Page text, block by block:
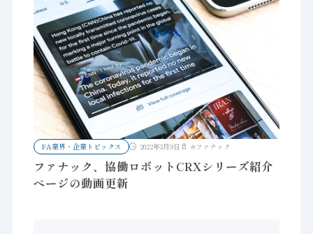
FA業界・企業トピックス 2022年3月9日 #ファナック
ファナック、協働ロボットCRXシリーズ紹介
ページの動画更新